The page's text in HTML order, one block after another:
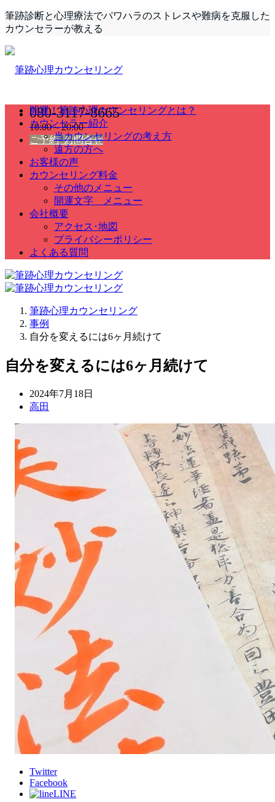
筆跡診断と心理療法でパワハラのストレスや難病を克服した
カウンセラーが教える
080-3117-8665
10:00～20:00
ご予約･お問合せ
開運！筆跡心理カウンセリングとは？
カウンセラー紹介
当カウンセリングの考え方
遠方の方へ
お客様の声
カウンセリング料金
その他のメニュー
開運文字 メニュー
会社概要
アクセス･地図
プライバシーポリシー
よくある質問
筆跡心理カウンセリング
事例
自分を変えるには6ヶ月続けて
自分を変えるには6ヶ月続けて
2024年7月18日
高田
Twitter
Facebook
LINE